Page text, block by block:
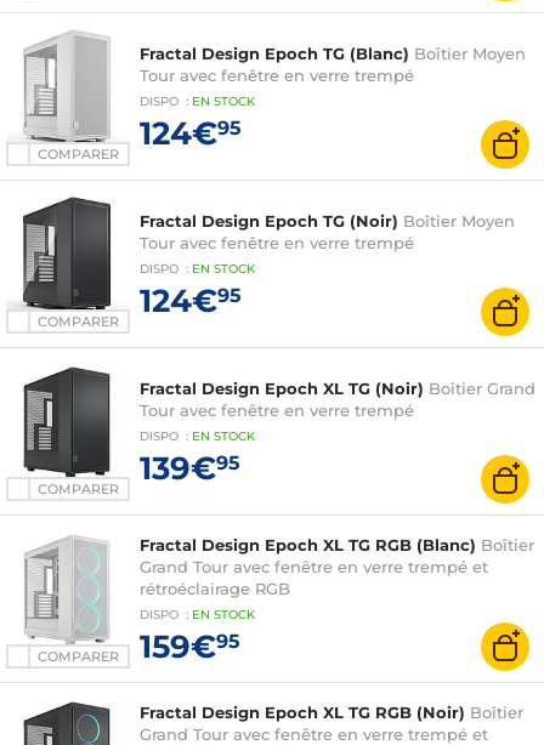
COMPARER
Fractal Design Epoch TG (Blanc) Boîtier Moyen
Tour avec fenêtre en verre trempé
DISPO : EN STOCK
124€95
COMPARER
Fractal Design Epoch TG (Noir) Boîtier Moyen
Tour avec fenêtre en verre trempé
DISPO : EN STOCK
124€95
COMPARER
Fractal Design Epoch XL TG (Noir) Boîtier Grand
Tour avec fenêtre en verre trempé
DISPO : EN STOCK
139€95
COMPARER
Fractal Design Epoch XL TG RGB (Blanc) Boîtier
Grand Tour avec fenêtre en verre trempé et
rétroéclairage RGB
DISPO : EN STOCK
159€95
Fractal Design Epoch XL TG RGB (Noir) Boîtier
Grand Tour avec fenêtre en verre trempé et